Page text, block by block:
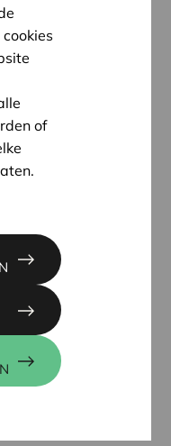
de grootte van
genieten
20%
7.500 euro.
Contacteer ons
Innoveren &
bij de kmo-
of